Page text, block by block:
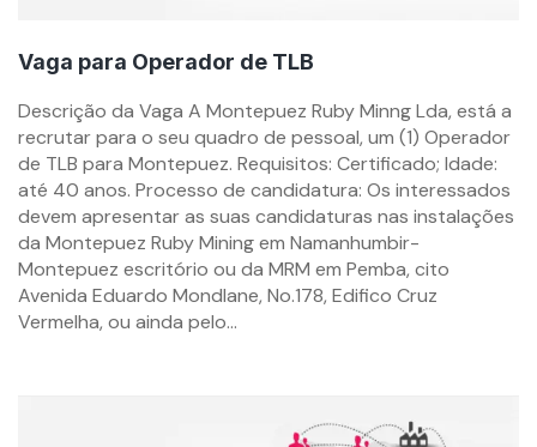
Vaga para Operador de TLB
By
mzemprego.com
Descrição da Vaga A Montepuez Ruby Minng Lda, está a
recrutar para o seu quadro de pessoal, um (1) Operador
de TLB para Montepuez. Requisitos: Certificado; Idade:
até 40 anos. Processo de candidatura: Os interessados
devem apresentar as suas candidaturas nas instalações
da Montepuez Ruby Mining em Namanhumbir-
Montepuez escritório ou da MRM em Pemba, cito
Avenida Eduardo Mondlane, No.178, Edifico Cruz
Vermelha, ou ainda pelo...